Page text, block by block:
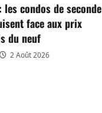
les condos de seconde
face aux prix
du neuf
2 Août 2026